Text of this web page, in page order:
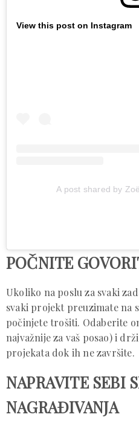
View this post on Instagram
A post shared by
POČNITE
Ukoliko na poslu za svaki
svaki projekt preuzimate na
počinjete trošiti. Odaberite
najvažnije za vaš posao) i
projekata dok ih ne završite.
NAPRAVITE SEBI
NAGRAĐIVANJA